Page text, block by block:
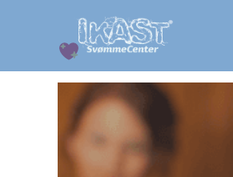
Ladies Night –